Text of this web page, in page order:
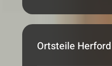
Ortsteile Herford